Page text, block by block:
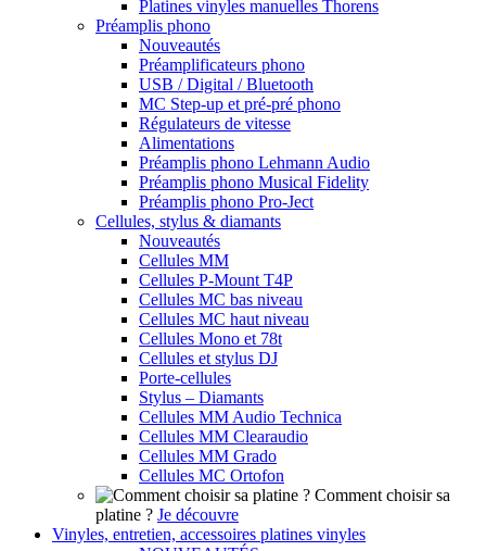
Platines vinyles manuelles Thorens
Préamplis phono
Nouveautés
Préamplificateurs phono
USB / Digital / Bluetooth
MC Step-up et pré-pré phono
Régulateurs de vitesse
Alimentations
Préamplis phono Lehmann Audio
Préamplis phono Musical Fidelity
Préamplis phono Pro-Ject
Cellules, stylus & diamants
Nouveautés
Cellules MM
Cellules P-Mount T4P
Cellules MC bas niveau
Cellules MC haut niveau
Cellules Mono et 78t
Cellules et stylus DJ
Porte-cellules
Stylus – Diamants
Cellules MM Audio Technica
Cellules MM Clearaudio
Cellules MM Grado
Cellules MC Ortofon
Comment choisir sa
platine ? Je découvre
Vinyles, entretien, accessoires platines vinyles